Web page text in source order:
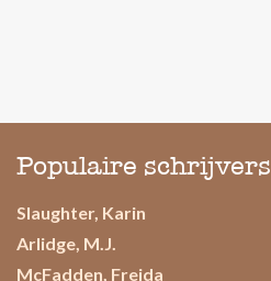
Populaire schrijvers
Slaughter, Karin
Arlidge, M.J.
McFadden, Freida